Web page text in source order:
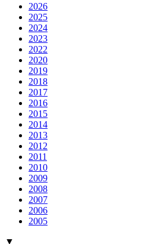
2026
2025
2024
2023
2022
2020
2019
2018
2017
2016
2015
2014
2013
2012
2011
2010
2009
2008
2007
2006
2005
▼